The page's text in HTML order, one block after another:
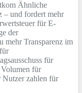
Ähnliche
– und fordert mehr
für E-
der
mehr Transparenz im
für
für
Nutzer zahlen für